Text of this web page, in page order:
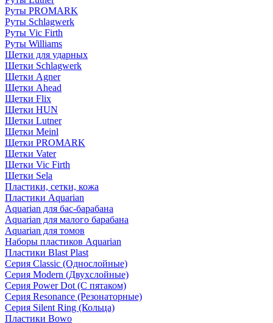
Руты PROMARK
Руты Schlagwerk
Руты Vic Firth
Руты Williams
Щетки для ударных
Щетки Schlagwerk
Щетки Agner
Щетки Ahead
Щетки Flix
Щетки HUN
Щетки Lutner
Щетки Meinl
Щетки PROMARK
Щетки Vater
Щетки Vic Firth
Щетки Sela
Пластики, сетки, кожа
Пластики Aquarian
Aquarian для бас-барабана
Aquarian для малого барабана
Aquarian для томов
Наборы пластиков Aquarian
Пластики Blast Plast
Серия Classic (Однослойные)
Серия Modern (Двухслойные)
Серия Power Dot (С пятаком)
Серия Resonance (Резонаторные)
Серия Silent Ring (Кольца)
Пластики Bowo